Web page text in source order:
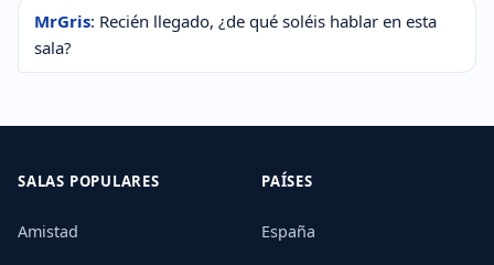
MrGris: Recién llegado, ¿de qué soléis hablar en esta
sala?
SALAS POPULARES
Amistad
PAÍSES
España